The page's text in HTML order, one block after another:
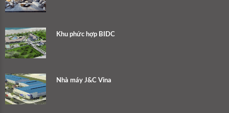
Khu phức hợp BIDC
Nhà máy J&C Vina